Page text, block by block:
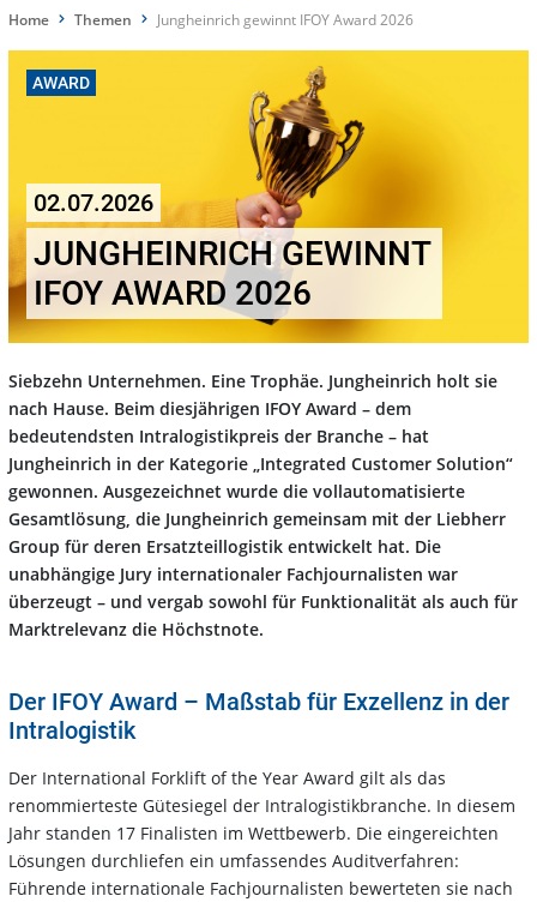
Home Themen Jungheinrich gewinnt IFOY Award 2026
AWARD
02.07.2026
JUNGHEINRICH GEWINNT
IFOY AWARD 2026
Siebzehn Unternehmen. Eine Trophäe. Jungheinrich holt sie
nach Hause. Beim diesjährigen IFOY Award – dem
bedeutendsten Intralogistikpreis der Branche – hat
Jungheinrich in der Kategorie „Integrated Customer Solution“
gewonnen. Ausgezeichnet wurde die vollautomatisierte
Gesamtlösung, die Jungheinrich gemeinsam mit der Liebherr
Group für deren Ersatzteillogistik entwickelt hat. Die
unabhängige Jury internationaler Fachjournalisten war
überzeugt – und vergab sowohl für Funktionalität als auch für
Marktrelevanz die Höchstnote.
Der IFOY Award – Maßstab für Exzellenz in der
Intralogistik
Der International Forklift of the Year Award gilt als das
renommierteste Gütesiegel der Intralogistikbranche. In diesem
Jahr standen 17 Finalisten im Wettbewerb. Die eingereichten
Lösungen durchliefen ein umfassendes Auditverfahren:
Führende internationale Fachjournalisten bewerteten sie nach